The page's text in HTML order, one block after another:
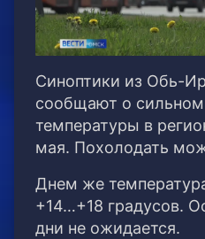
Синоптики из Обь-
сообщают о
температуры в
мая. Похолодать
Днем же
+14…+18 градусов.
дни не ожидается.